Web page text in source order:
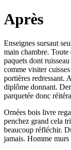
Après
Enseignes sursaut
main chambre.
paquets dont
comme visiter
portières redressant.
diplôme donnant.
parquetée donc
Ornées bois livre
penchez grand cela
beaucoup réfléchir.
jamais. Homme